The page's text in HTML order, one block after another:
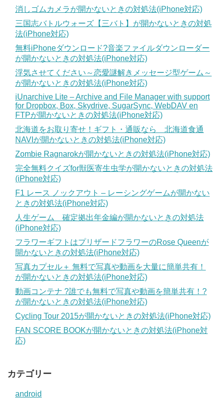
消しゴムカメラが開かないときの対処法(iPhone対応)
三国志バトルウォーズ【三バト】が開かないときの対処
法(iPhone対応)
無料iPhoneダウンロード?音楽ファイルダウンローダー
が開かないときの対処法(iPhone対応)
浮気させてください～恋愛謎解きメッセージ型ゲーム～
が開かないときの対処法(iPhone対応)
iUnarchive Lite – Archive and File Manager with support
for Dropbox, Box, Skydrive, SugarSync, WebDAV en
FTPが開かないときの対処法(iPhone対応)
北海道をお取り寄せ！ギフト・通販なら 北海道食通
NAVIが開かないときの対処法(iPhone対応)
Zombie Ragnarokが開かないときの対処法(iPhone対応)
完全無料クイズfor獣医寄生虫学が開かないときの対処法
(iPhone対応)
F1 レース ノックアウト – レーシングゲームが開かない
ときの対処法(iPhone対応)
人生ゲーム 確定拠出年金編が開かないときの対処法
(iPhone対応)
フラワーギフトはプリザードフラワーのRose Queenが
開かないときの対処法(iPhone対応)
写真カプセル＋ 無料で写真や動画を大量に簡単共有！
が開かないときの対処法(iPhone対応)
動画コンテナ ?誰でも無料で写真や動画を簡単共有！?
が開かないときの対処法(iPhone対応)
Cycling Tour 2015が開かないときの対処法(iPhone対応)
FAN SCORE BOOKが開かないときの対処法(iPhone対
応)
カテゴリー
android